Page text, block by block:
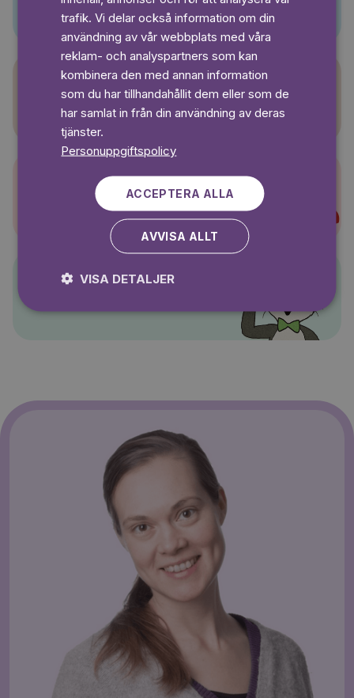
Sagasagor
Super-Charlie
trafik. Vi delar också information om din
användning av vår webbplats med våra
reklam- och analyspartners som kan
kombinera den med annan information
som du har tillhandahållit dem eller som de
har samlat in från din användning av deras
tjänster.
Personuppgiftspolicy
ACCEPTERA ALLA
AVVISA ALLT
VISA DETALJER